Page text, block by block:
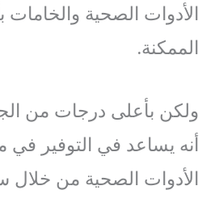
الأدوات الصحية والخامات
الممكنة.
ولكن بأعلى درجات من
أنه يساعد في التوفير
الأدوات الصحية من خلال